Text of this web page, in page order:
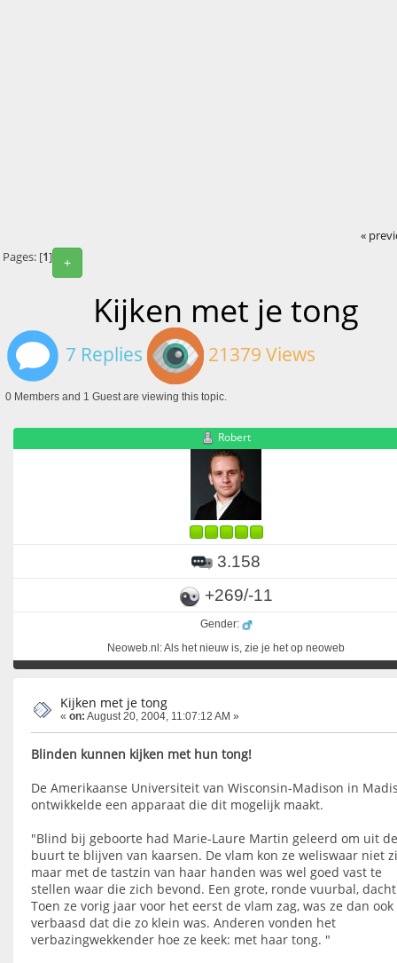
«
+
Pages: [1]
Kijken met je tong
7 Replies 21379 Views
0 Members and 1 Guest are viewing this topic.
Robert
3.158
+269/-11
Gender:
Neoweb.nl: Als het nieuw is, zie je het op neoweb
Kijken met je tong
« on: August 20, 2004, 11:07:12 AM »
Blinden kunnen kijken met hun tong!
De Amerikaanse Universiteit van Wisconsin-Madison in
ontwikkelde een apparaat die dit mogelijk maakt.
"Blind bij geboorte had Marie-Laure Martin geleerd om uit de
buurt te blijven van kaarsen. De vlam kon ze weliswaar niet
maar met de tastzin van haar handen was wel goed vast te
stellen waar die zich bevond. Een grote, ronde vuurbal,
Toen ze vorig jaar voor het eerst de vlam zag, was ze dan ook
verbaasd dat die zo klein was. Anderen vonden het
verbazingwekkender hoe ze keek: met haar tong. "